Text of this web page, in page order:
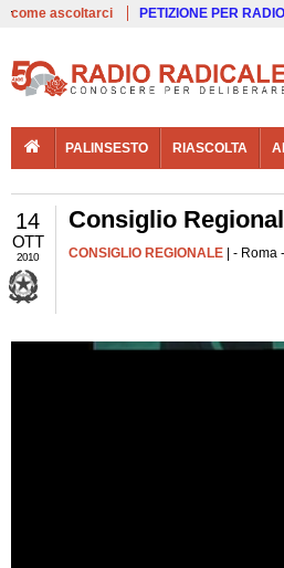
come ascoltarci PETIZIONE PER
PALINSESTO RIASCOLTA
14
OTT
2010
Consiglio
CONSIGLIO REGIONALE | - Roma